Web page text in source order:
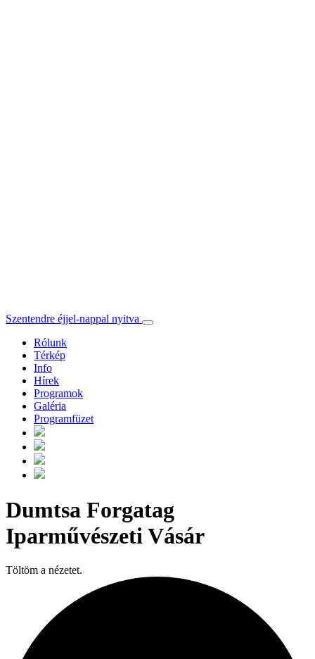
Szentendre éjjel-nappal nyitva
Rólunk
Térkép
Info
Hírek
Programok
Galéria
Programfüzet
Dumtsa Forgatag
Iparművészeti Vásár
Töltöm a nézetet.